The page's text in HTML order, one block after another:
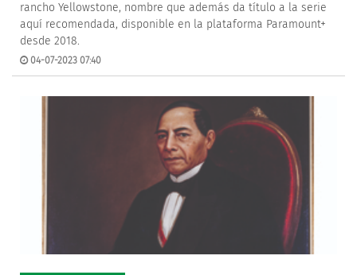
rancho Yellowstone, nombre que además da título a la serie
aquí recomendada, disponible en la plataforma Paramount+
desde 2018.
04-07-2023 07:40